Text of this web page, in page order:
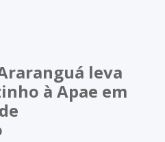
leva
à Apae em